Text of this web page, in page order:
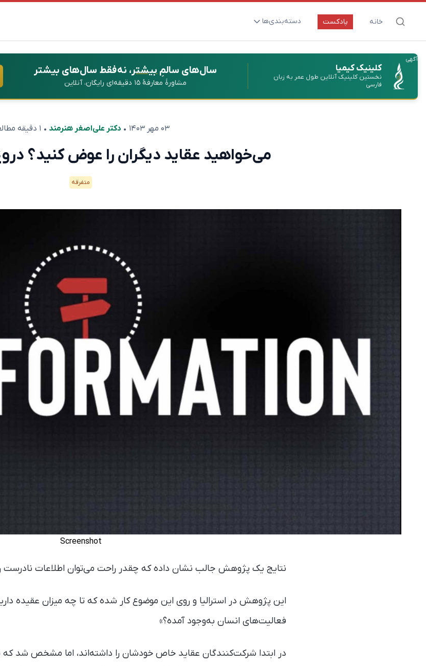
خانه پادکست دسته‌بندی‌ها
ارتقای سلامت و طول عمر
بیماری‌ها و پاتوژن‌ها
تغذیه و مکمل‌ها
آگهی
کلینیک کیمیا
نخستین کلینیک آنلاین طول عمر به زبان
فارسی
سال‌های سالمِبیشتر، نه فقط سال‌های بیشتر
مشاورهٔ معارفهٔ ۱۵ دقیقه‌ای رایگان، آنلاین
۰۳ مهر ۱۴۰۳ •دکتر علی‌اصغر هنرمند • ۱ دقیقه مطالعه
می‌خواهید عقاید دیگران را عوض کنید؟
متفرقه
Screenshot
نتایج یک پژوهش جالب نشان داده که چقدر راحت می‌توان اطلاعات نادرست را
این پژوهش در استرالیا و روی این موضوع کار شده که تا چه میزان عقیده
فعالیت‌های انسان به‌وجود آمده؟»
در ابتدا شرکت‌کنندگان عقاید خاص خودشان را داشته‌اند، اما مشخص شد